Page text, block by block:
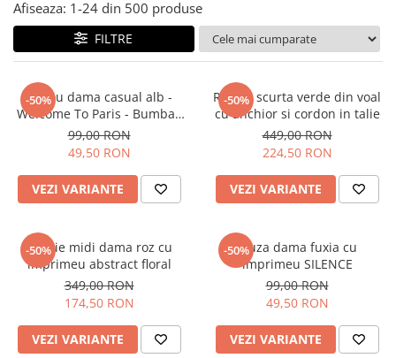
Tricouri si topuri
Rochii de eveniment
Afiseaza: 1-24 din 500 produse
FILTRE
-50%
Tricou dama casual alb -
Welcome To Paris - Bumbac
Organic
99,00 RON
49,50 RON
VEZI VARIANTE
-50%
Rochie scurta verde din voal
cu anchior si cordon in talie
449,00 RON
224,50 RON
VEZI VARIANTE
-50%
Rochie midi dama roz cu
imprimeu abstract floral
349,00 RON
174,50 RON
VEZI VARIANTE
-50%Bluza dama fuxia cu
imprimeu SILENCE
99,00 RON
49,50 RON
VEZI VARIANTE